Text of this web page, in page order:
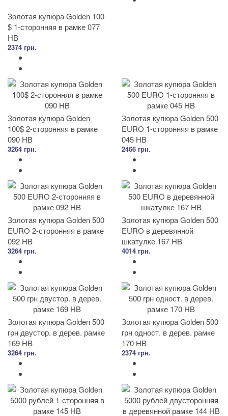
Золотая купюра Golden 100
$ 1-сторонняя в рамке 077
HB
2374 грн.
Золотая купюра Golden
100$ 2-сторонняя в рамке
090 HB
3264 грн.
Золотая купюра Golden 500
EURO 1-сторонняя в рамке
045 HB
2466 грн.
Золотая купюра Golden 500
EURO 2-сторонняя в рамке
092 HB
3264 грн.
Золотая купюра Golden 500
EURO в деревянной
шкатулке 167 HB
4014 грн.
Золотая купюра Golden 500
грн двустор. в дерев. рамке
169 HB
3264 грн.
Золотая купюра Golden 500
грн одност. в дерев. рамке
170 HB
2374 грн.